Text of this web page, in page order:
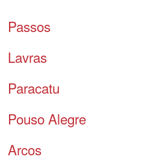
Passos
Lavras
Paracatu
Pouso Alegre
Arcos